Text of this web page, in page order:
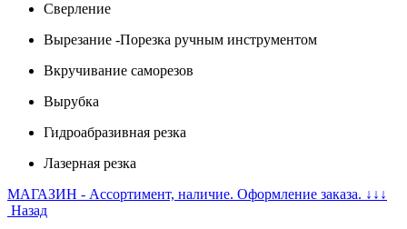
Сверление
Вырезание -Порезка ручным инструментом
Вкручивание саморезов
Вырубка
Гидроабразивная резка
Лазерная резка
МАГАЗИН - Ассортимент, наличие. Оформление заказа. ↓↓↓
Назад